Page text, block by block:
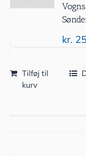
kr.
Tilføj til
kurv